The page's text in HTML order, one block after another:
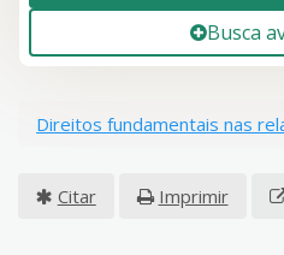
Busca
Direitos fundamentais nas
Citar Imprimir